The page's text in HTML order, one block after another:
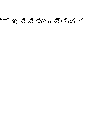
ಇನ್ನಷ್ಟು ತಿಳಿಯಿರಿ